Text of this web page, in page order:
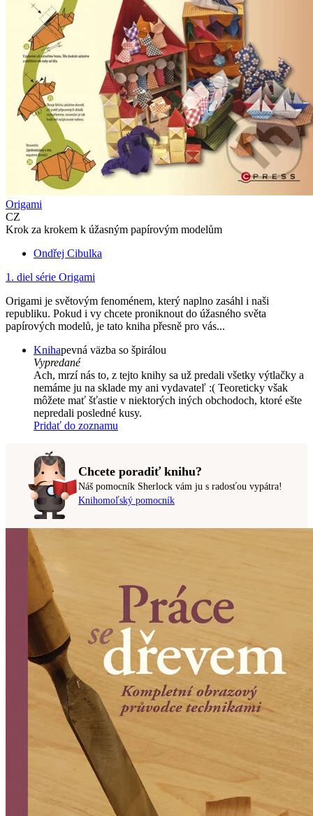
Origami
CZ
Krok za krokem k úžasným papírovým modelům
Ondřej Cibulka
1. diel série Origami
Origami je světovým fenoménem, který naplno zasáhl i naši
republiku. Pokud i vy chcete proniknout do úžasného světa
papírových modelů, je tato kniha přesně pro vás...
Knihapevná väzba so špirálou
Vypredané
Ach, mrzí nás to, z tejto knihy sa už predali všetky výtlačky a
nemáme ju na sklade my ani vydavateľ :( Teoreticky však
môžete mať šťastie v niektorých iných obchodoch, ktoré ešte
nepredali posledné kusy.
Pridať do zoznamu
Chcete poradiť knihu?
Náš pomocník Sherlock vám ju s radosťou vypátra!
Knihomoľský pomocník